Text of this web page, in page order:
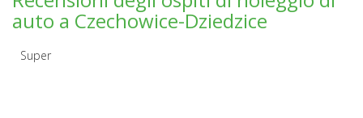
auto a Czechowice-Dziedzice
Super